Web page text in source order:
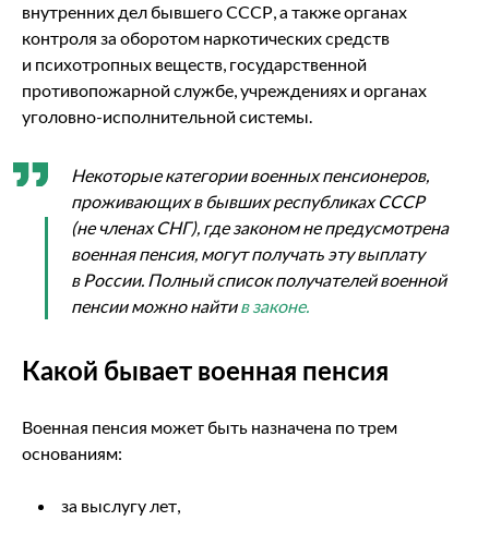
внутренних дел бывшего СССР, а также органах
контроля за оборотом наркотических средств
и психотропных веществ, государственной
противопожарной службе, учреждениях и органах
уголовно-исполнительной системы.
Некоторые категории военных пенсионеров,
проживающих в бывших республиках СССР
(не членах СНГ), где законом не предусмотрена
военная пенсия, могут получать эту выплату
в России. Полный список получателей военной
пенсии можно найтив законе.
Какой бывает военная пенсия
Военная пенсия может быть назначена по трем
основаниям:
за выслугу лет,